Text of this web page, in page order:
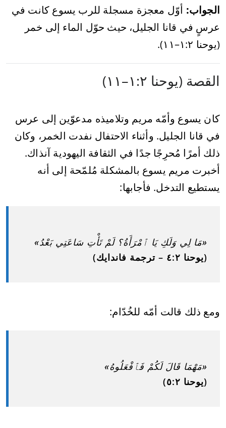
الجواب: أوّل معجزة مسجلة للرب يسوع كانت في
عرسٍ في قانا الجليل، حيث حوّل الماء إلى خمر
(يوحنا ٢:‏١–١١).
القصة (يوحنا ٢:‏١–١١)
كان يسوع وأمّه مريم وتلاميذه مدعوّين إلى عرس
في قانا الجليل. وأثناء الاحتفال نفدت الخمر، وكان
ذلك أمرًا مُحرِجًا جدًا في الثقافة اليهودية آنذاك.
أخبرت مريم يسوع بالمشكلة مُلمّحة إلى أنه
يستطيع التدخل. فأجابها:
«مَا لِي وَلَكِ يَا ٱمْرَأَةُ؟ لَمْ تَأْتِ سَاعَتِي بَعْدُ»
(يوحنا ٢:‏٤ – ترجمة فاندايك)
ومع ذلك قالت أمّه للخُدّام:
«مَهْمَا قَالَ لَكُمْ فَٱفْعَلُوهُ»
(يوحنا ٢:‏٥)